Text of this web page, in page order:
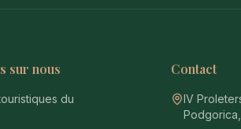
sur nous
du
Contact
IV